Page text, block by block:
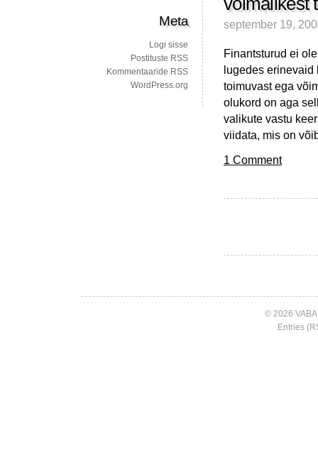
september 19,
Finantsturud ei
lugedes erinevaid
toimuvast ega
olukord on aga
valikute vastu
viidata, mis on
1 Comment
Meta
Logi sisse
Postituste RSS
Kommentaaride RSS
WordPress.org
© 2026
Entries